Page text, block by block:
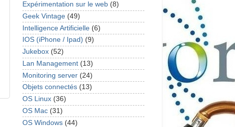
Expérimentation sur le web (8)
Geek Vintage (49)
Intelligence Artificielle (6)
IOS (iPhone / Ipad) (9)
Jukebox (52)
Lan Management (13)
Monitoring server (24)
Objets connectés (13)
OS Linux (36)
OS Mac (31)
OS Windows (44)